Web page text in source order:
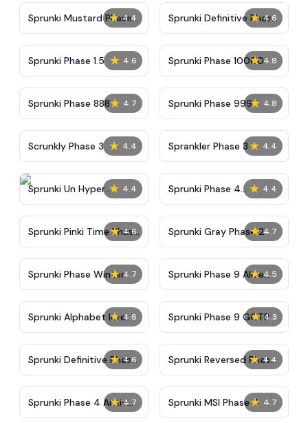
★ 4.4
Sprunki Mustard Phase
2
★ 4.6
Sprunki Definitive Phase
7
★ 4.6
Sprunki Phase 1.5 ★ 4.8
Sprunki Phase 10000
★ 4.7
Sprunki Phase 888 ★ 4.8
Sprunki Phase 999
★ 4.4
Scrunkly Phase 3 ★ 4.4
Sprankler Phase 3
★ 4.4
Sprunki Un Hyper
Shifted Phase 4
★ 4.4
Sprunki Phase 4
Alternate Edition
★ 4.6
Sprunki Pinki Time Phase
3
★ 4.7
Sprunki Gray Phase 2
★ 4.7
Sprunki Phase Winter ★ 4.5
Sprunki Phase 9 Alive
And Malediction
★ 4.6
Sprunki Alphabet lore
Arabic Phase 3
★ 4.3
Sprunki Phase 9 GGTP
★ 4.6
Sprunki Definitive Phase
9 New
★ 4.4
Sprunki Reversed Phase
3 Definitive
★ 4.7
Sprunki Phase 4 Anti-
Shifted
★ 4.7
Sprunki MSI Phase 4